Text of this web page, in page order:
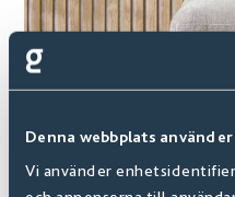
Denna webbplats
Vi använder